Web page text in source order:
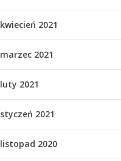
kwiecień 2021
marzec 2021
luty 2021
styczeń 2021
listopad 2020